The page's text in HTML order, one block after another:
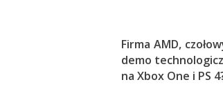
Firma AMD,
demo
na Xbox One i PS